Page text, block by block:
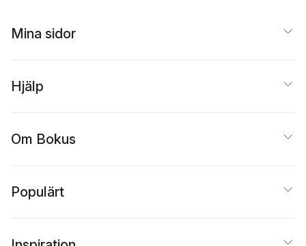
Mina sidor
Hjälp
Om Bokus
Populärt